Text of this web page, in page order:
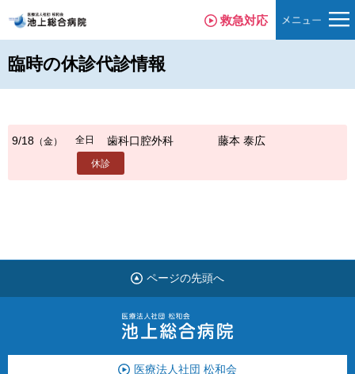
救急対応
臨時の休診代診情報
9/18 （金） 全日 歯科口腔外科 藤本 泰広
休診
ページの先頭へ
医療法人社団 松和会